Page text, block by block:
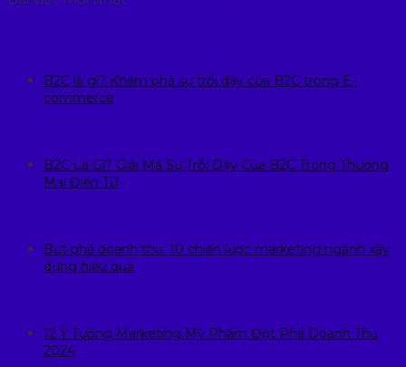
B2C là gì? Khám phá sự trỗi dậy của B2C trong E-
commerce
B2C Là Gì? Giải Mã Sự Trỗi Dậy Của B2C Trong Thương
Mại Điện Tử
Bứt phá doanh thu: 10 chiến lược marketing ngành xây
dựng hiệu quả
12 Ý Tưởng Marketing Mỹ Phẩm Đột Phá Doanh Thu
2024